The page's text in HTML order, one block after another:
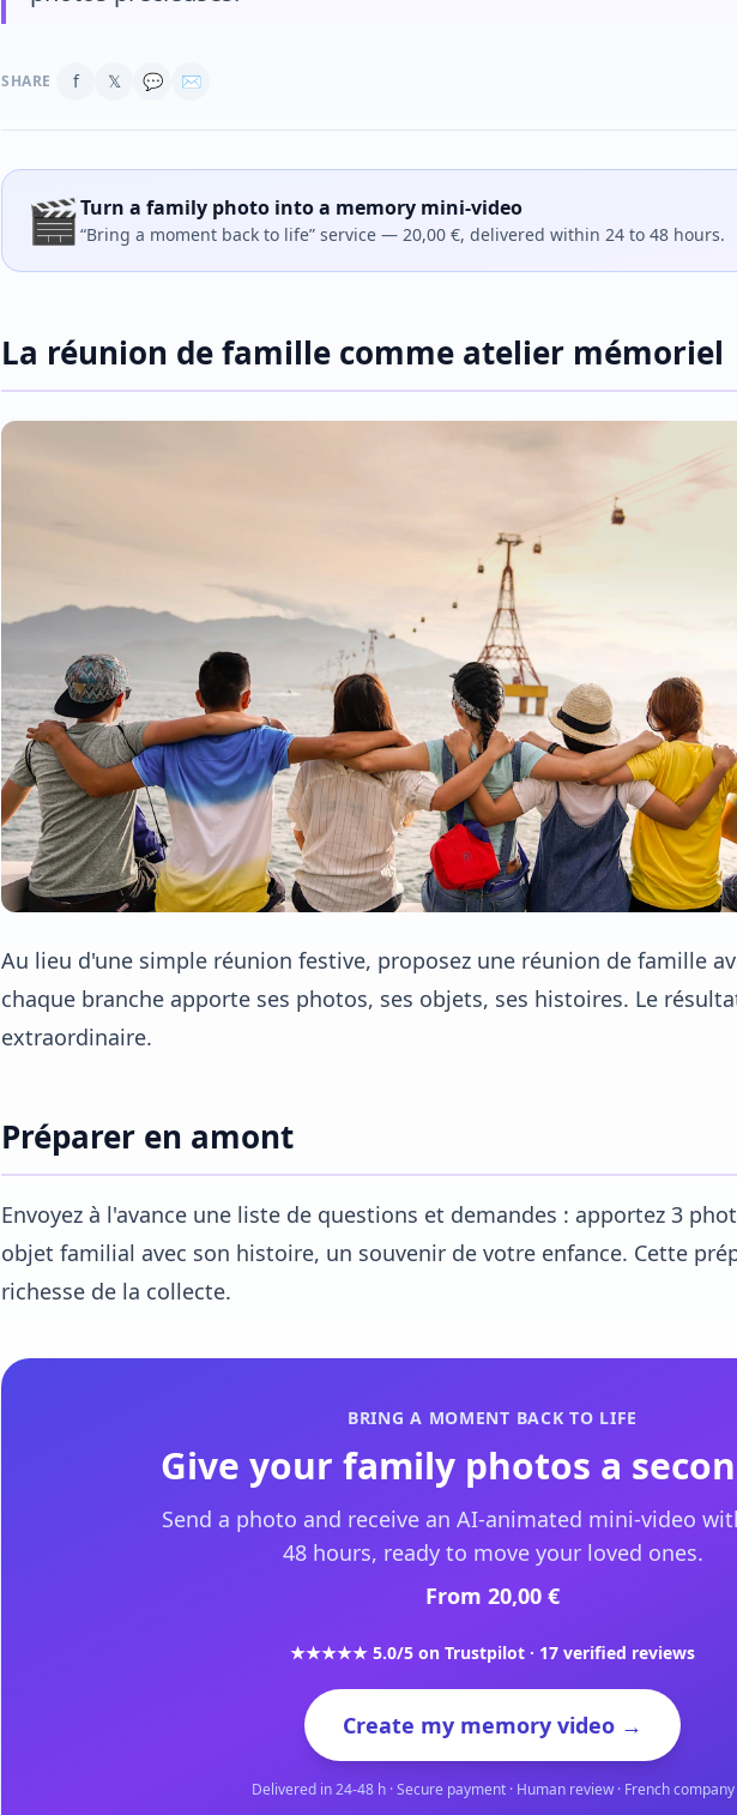
SHARE f 𝕏 💬 ✉
🎬Turn a family photo into a memory mini-video
“Bring a moment back to life” service — 20,00 €, delivered within 24 to 48 hours.
La réunion de famille comme atelier mémoriel
Au lieu d'une simple réunion festive, proposez une réunion de famille
chaque branche apporte ses photos, ses objets, ses histoires. Le
extraordinaire.
Préparer en amont
Envoyez à l'avance une liste de questions et demandes : apportez 3
objet familial avec son histoire, un souvenir de votre enfance. Cette
richesse de la collecte.
BRING A MOMENT BACK TO LIFE
Give your family photos a
Send a photo and receive an AI-animated mini-video
48 hours, ready to move your loved ones.
From 20,00 €
★★★★★ 5.0/5 on Trustpilot · 17 verified reviews
Create my memory video →
Delivered in 24-48 h · Secure payment · Human review · French company